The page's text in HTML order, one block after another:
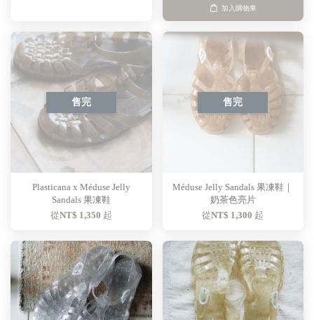
加入購物車
售完
Plasticana x Méduse Jelly
Sandals 果凍鞋
從NT$ 1,350 起
售完
Méduse Jelly Sandals 果凍鞋｜
奶茶色亮片
從NT$ 1,300 起